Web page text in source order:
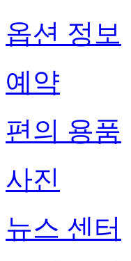
옵션 정보
예약
편의 용품
사진
뉴스 센터